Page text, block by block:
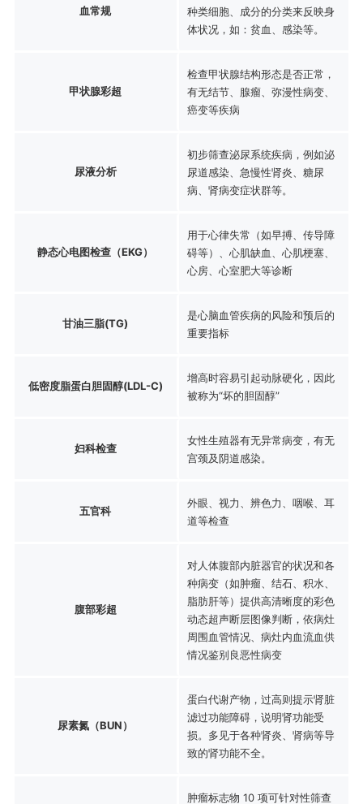
血常规
种类细胞、成分的分类来反映身
体状况，如：贫血、感染等。
甲状腺彩超
检查甲状腺结构形态是否正常，
有无结节、腺瘤、弥漫性病变、
癌变等疾病
尿液分析
初步筛查泌尿系统疾病，例如泌
尿道感染、急慢性肾炎、糖尿
病、肾病变症状群等。
静态心电图检查（EKG）
用于心律失常（如早搏、传导障
碍等）、心肌缺血、心肌梗塞、
心房、心室肥大等诊断
甘油三脂(TG)
是心脑血管疾病的风险和预后的
重要指标
低密度脂蛋白胆固醇(LDL-C)
增高时容易引起动脉硬化，因此
被称为“坏的胆固醇”
妇科检查
女性生殖器有无异常病变，有无
宫颈及阴道感染。
五官科
外眼、视力、辨色力、咽喉、耳
道等检查
腹部彩超
对人体腹部内脏器官的状况和各
种病变（如肿瘤、结石、积水、
脂肪肝等）提供高清晰度的彩色
动态超声断层图像判断，依病灶
周围血管情况、病灶内血流血供
情况鉴别良恶性病变
尿素氮（BUN）
蛋白代谢产物，过高则提示肾脏
滤过功能障碍，说明肾功能受
损。多见于各种肾炎、肾病等导
致的肾功能不全。
肿瘤标志物 10 项可针对性筛查